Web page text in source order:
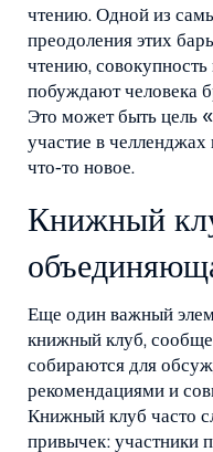
чтению. Одной из
преодоления этих
чтению, совокупность
побуждают человека
Это может быть цель
участие в челленджах
что‑то новое.
Книжный
Еще один важный
книжный клуб,
собираются для
рекомендациями и
Книжный клуб часто
привычек: участники